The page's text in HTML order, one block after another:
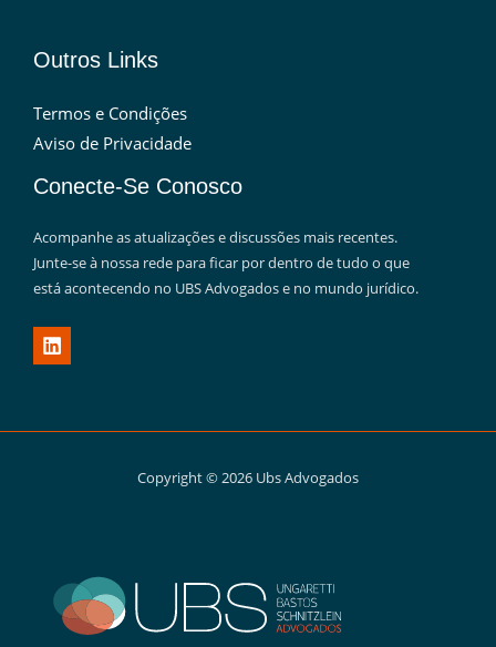
Outros Links
Termos e Condições
Aviso de Privacidade
Conecte-Se Conosco
Acompanhe as atualizações e discussões mais recentes.
Junte-se à nossa rede para ficar por dentro de tudo o que
está acontecendo no UBS Advogados e no mundo jurídico.
Copyright © 2026 Ubs Advogados